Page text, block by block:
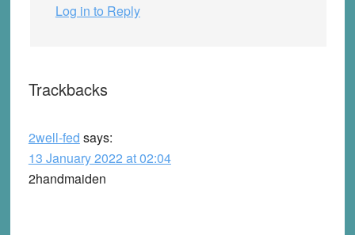
Log in to Reply
Trackbacks
2well-fed says:
13 January 2022 at 02:04
2handmaiden